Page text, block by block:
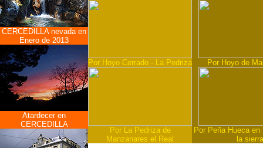
CERCEDILLA nevada en
Enero de 2013
Atardecer en
CERCEDILLA
Por Hoyo Cerrado - La Pedriza Por Hoyo de
Por La Pedriza de
Manzanares el Real
Por Peña Hueca
la sierra